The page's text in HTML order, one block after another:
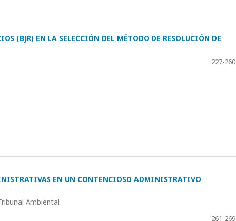
(BJR) EN LA SELECCIÓN DEL MÉTODO DE RESOLUCIÓN DE
227-260
EN UN CONTENCIOSO ADMINISTRATIVO
Ambiental
261-269